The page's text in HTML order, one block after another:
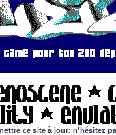
ce site à jour: n'hésitez